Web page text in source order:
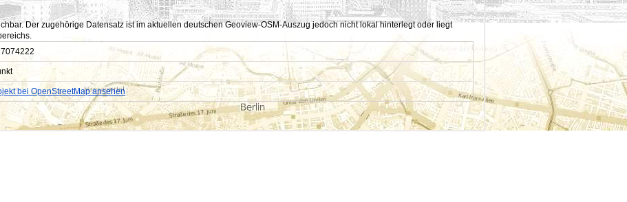
Der zugehörige Datensatz ist im aktuellen deutschen Geoview-OSM-Auszug jedoch nicht lokal hinterlegt oder liegt
bei OpenStreetMap ansehen